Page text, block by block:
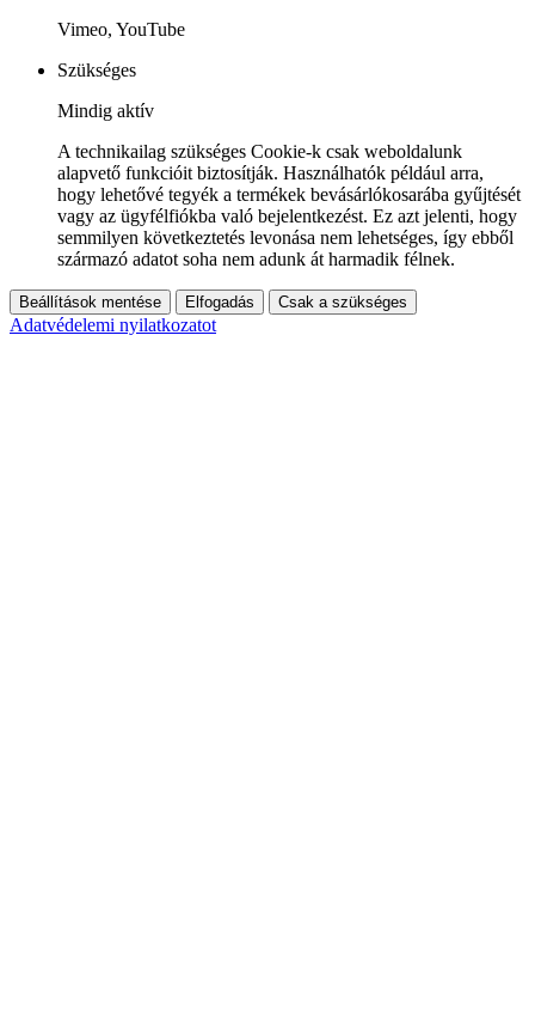
Vimeo, YouTube
Szükséges
Mindig aktív
A technikailag szükséges Cookie-k csak weboldalunk
alapvető funkcióit biztosítják. Használhatók például arra,
hogy lehetővé tegyék a termékek bevásárlókosarába gyűjtését
vagy az ügyfélfiókba való bejelentkezést. Ez azt jelenti, hogy
semmilyen következtetés levonása nem lehetséges, így ebből
származó adatot soha nem adunk át harmadik félnek.
Beállítások mentése Elfogadás Csak a szükséges
Adatvédelemi nyilatkozatot